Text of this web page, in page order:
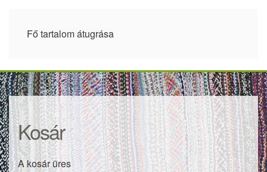
Fő tartalom átugrása
Kosár
A kosár üres